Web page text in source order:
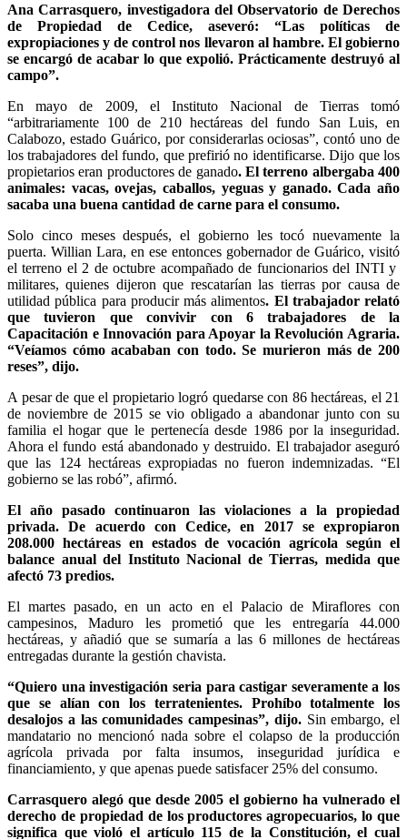
Ana Carrasquero, investigadora del Observatorio de Derechos
de Propiedad de Cedice, aseveró: “Las políticas de
expropiaciones y de control nos llevaron al hambre. El gobierno
se encargó de acabar lo que expolió. Prácticamente destruyó al
campo”.
En mayo de 2009, el Instituto Nacional de Tierras tomó
“arbitrariamente 100 de 210 hectáreas del fundo San Luis, en
Calabozo, estado Guárico, por considerarlas ociosas”, contó uno de
los trabajadores del fundo, que prefirió no identificarse. Dijo que los
propietarios eran productores de ganado. El terreno albergaba 400
animales: vacas, ovejas, caballos, yeguas y ganado. Cada año
sacaba una buena cantidad de carne para el consumo.
Solo cinco meses después, el gobierno les tocó nuevamente la
puerta. Willian Lara, en ese entonces gobernador de Guárico, visitó
el terreno el 2 de octubre acompañado de funcionarios del INTI y
militares, quienes dijeron que rescatarían las tierras por causa de
utilidad pública para producir más alimentos. El trabajador relató
que tuvieron que convivir con 6 trabajadores de la
Capacitación e Innovación para Apoyar la Revolución Agraria.
“Veíamos cómo acababan con todo. Se murieron más de 200
reses”, dijo.
A pesar de que el propietario logró quedarse con 86 hectáreas, el 21
de noviembre de 2015 se vio obligado a abandonar junto con su
familia el hogar que le pertenecía desde 1986 por la inseguridad.
Ahora el fundo está abandonado y destruido. El trabajador aseguró
que las 124 hectáreas expropiadas no fueron indemnizadas. “El
gobierno se las robó”, afirmó.
El año pasado continuaron las violaciones a la propiedad
privada. De acuerdo con Cedice, en 2017 se expropiaron
208.000 hectáreas en estados de vocación agrícola según el
balance anual del Instituto Nacional de Tierras, medida que
afectó 73 predios.
El martes pasado, en un acto en el Palacio de Miraflores con
campesinos, Maduro les prometió que les entregaría 44.000
hectáreas, y añadió que se sumaría a las 6 millones de hectáreas
entregadas durante la gestión chavista.
“Quiero una investigación seria para castigar severamente a los
que se alían con los terratenientes. Prohíbo totalmente los
desalojos a las comunidades campesinas”, dijo.Sin embargo, el
mandatario no mencionó nada sobre el colapso de la producción
agrícola privada por falta insumos, inseguridad jurídica e
financiamiento, y que apenas puede satisfacer 25% del consumo.
Carrasquero alegó que desde 2005 el gobierno ha vulnerado el
derecho de propiedad de los productores agropecuarios, lo que
significa que violó el artículo 115 de la Constitución, el cual